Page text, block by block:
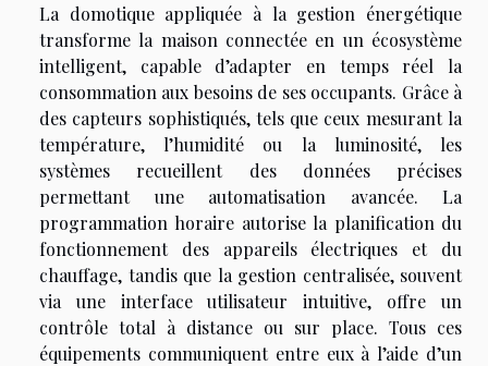
La domotique appliquée à la gestion énergétique
transforme la maison connectée en un écosystème
intelligent, capable d’adapter en temps réel la
consommation aux besoins de ses occupants. Grâce à
des capteurs sophistiqués, tels que ceux mesurant la
température, l’humidité ou la luminosité, les
systèmes recueillent des données précises
permettant une automatisation avancée. La
programmation horaire autorise la planification du
fonctionnement des appareils électriques et du
chauffage, tandis que la gestion centralisée, souvent
via une interface utilisateur intuitive, offre un
contrôle total à distance ou sur place. Tous ces
équipements communiquent entre eux à l’aide d’un